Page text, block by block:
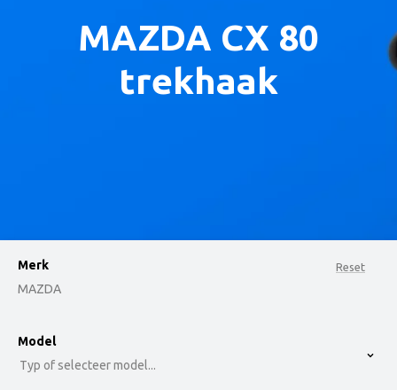
MAZDA CX 80
trekhaak
Reset
Merk
MAZDA
option , selected.
Model
Typ of selecteer model...